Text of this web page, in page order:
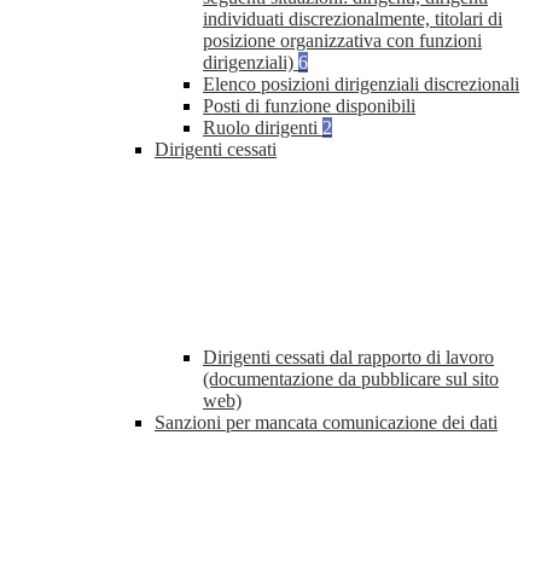
individuati discrezionalmente, titolari di
posizione organizzativa con funzioni
dirigenziali) 6
Elenco posizioni dirigenziali discrezionali
Posti di funzione disponibili
Ruolo dirigenti 2
Dirigenti cessati
Dirigenti cessati dal rapporto di lavoro
(documentazione da pubblicare sul sito
web)
Sanzioni per mancata comunicazione dei dati